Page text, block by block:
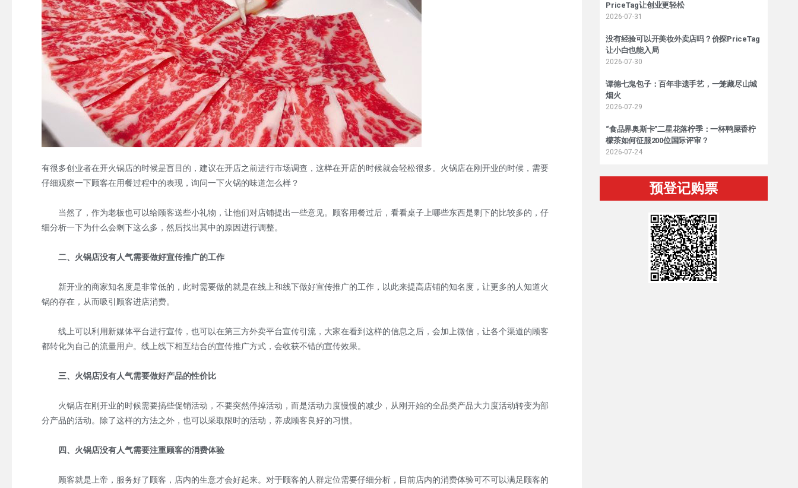
有很多创业者在开火锅店的时候是盲目的，建议在开店之前进行市场调查，这样在开店的时候就会轻松很多。火锅店在刚开业的时候，需要
仔细观察一下顾客在用餐过程中的表现，询问一下火锅的味道怎么样？
当然了，作为老板也可以给顾客送些小礼物，让他们对店铺提出一些意见。顾客用餐过后，看看桌子上哪些东西是剩下的比较多的，仔
细分析一下为什么会剩下这么多，然后找出其中的原因进行调整。
二、火锅店没有人气需要做好宣传推广的工作
新开业的商家知名度是非常低的，此时需要做的就是在线上和线下做好宣传推广的工作，以此来提高店铺的知名度，让更多的人知道火
锅的存在，从而吸引顾客进店消费。
线上可以利用新媒体平台进行宣传，也可以在第三方外卖平台宣传引流，大家在看到这样的信息之后，会加上微信，让各个渠道的顾客
都转化为自己的流量用户。线上线下相互结合的宣传推广方式，会收获不错的宣传效果。
三、火锅店没有人气需要做好产品的性价比
火锅店在刚开业的时候需要搞些促销活动，不要突然停掉活动，而是活动力度慢慢的减少，从刚开始的全品类产品大力度活动转变为部
分产品的活动。除了这样的方法之外，也可以采取限时的活动，养成顾客良好的习惯。
四、火锅店没有人气需要注重顾客的消费体验
顾客就是上帝，服务好了顾客，店内的生意才会好起来。对于顾客的人群定位需要仔细分析，目前店内的消费体验可不可以满足顾客的
PriceTag让创业更轻松
2026-07-31
没有经验可以开美妆外卖店吗？价探PriceTag
让小白也能入局
2026-07-30
谭德七鬼包子：百年非遗手艺，一笼藏尽山城
烟火
2026-07-29
“食品界奥斯卡”二星花落柠季：一杯鸭屎香柠
檬茶如何征服200位国际评审？
2026-07-24
预登记购票